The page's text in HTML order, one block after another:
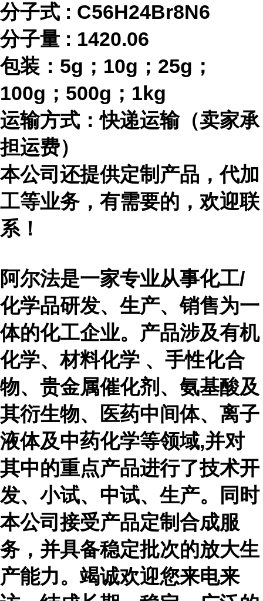
分子式 : C56H24Br8N6
分子量 : 1420.06
包装： 5g；10g；25g；
100g；500g；1kg
运输方式：快递运输（卖家承
担运费）
本公司还提供定制产品，代加
工等业务，有需要的，欢迎联
系！
阿尔法是一家专业从事化工/
化学品研发、生产、销售为一
体的化工企业。产品涉及有机
化学、材料化学 、手性化合
物、贵金属催化剂、氨基酸及
其衍生物、医药中间体、离子
液体及中药化学等领域,并对
其中的重点产品进行了技术开
发、小试、中试、生产。同时
本公司接受产品定制合成服
务，并具备稳定批次的放大生
产能力。竭诚欢迎您来电来